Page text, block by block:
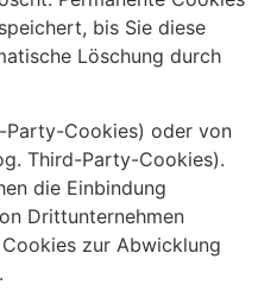
bis Sie diese
Löschung durch
Party-Cookies) oder von
Third-Party-Cookies).
die Einbindung
Drittunternehmen
zur Abwicklung